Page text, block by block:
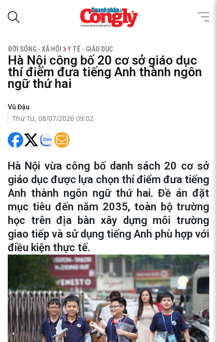
ĐỜI SỐNG - XÃ HỘI Y TẾ - GIÁO DỤC
Hà Nội công bố 20 cơ sở giáo dục
thí điểm đưa tiếng Anh thành ngôn
ngữ thứ hai
Vũ Đậu
Thứ Tư, 08/07/2026 09:02
Hà Nội vừa công bố danh sách 20 cơ sở
giáo dục được lựa chọn thí điểm đưa tiếng
Anh thành ngôn ngữ thứ hai. Đề án đặt
mục tiêu đến năm 2035, toàn bộ trường
học trên địa bàn xây dựng môi trường
giao tiếp và sử dụng tiếng Anh phù hợp với
điều kiện thực tế.